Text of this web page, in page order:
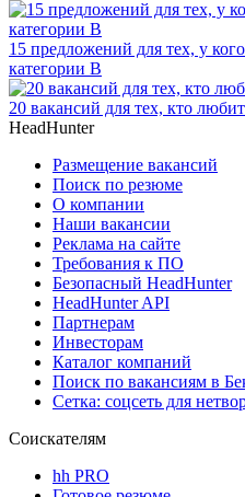
15 предложений для тех, у
категории В
20 вакансий для тех, кто
HeadHunter
Размещение вакансий
Поиск по резюме
О компании
Наши вакансии
Реклама на сайте
Требования к ПО
Безопасный HeadHunter
HeadHunter API
Партнерам
Инвесторам
Каталог компаний
Поиск по вакансиям в
Сетка: соцсеть для
Соискателям
hh PRO